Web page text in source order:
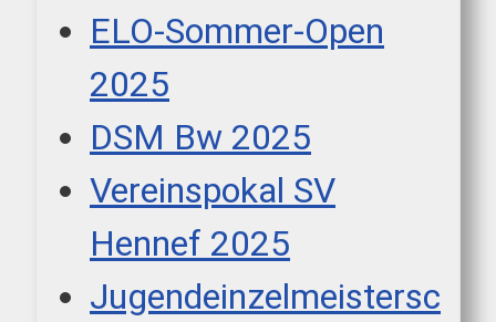
ELO-Sommer-Open
2025
DSM Bw 2025
Vereinspokal SV
Hennef 2025
Jugendeinzelmeistersc